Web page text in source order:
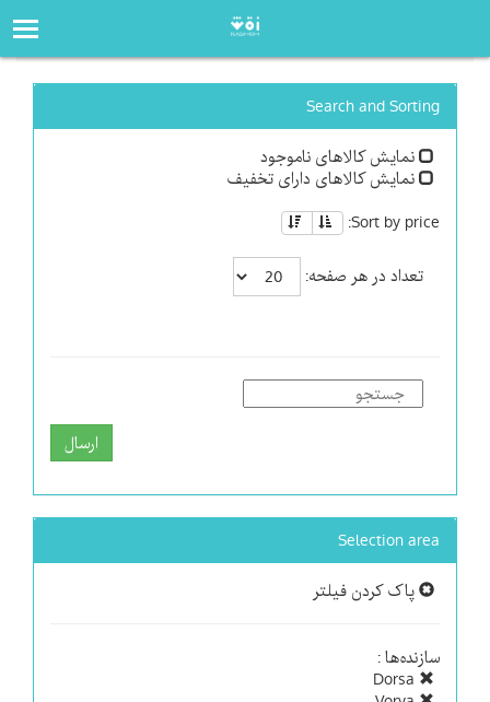
Search and Sorting
نمایش کالاهای ناموجود
نمایش کالاهای دارای تخفیف
Sort by price:
تعداد در هر صفحه:
ارسال
Selection area
پاک کردن فیلتر
سازنده‌ها :